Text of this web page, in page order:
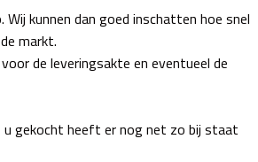
Wij kunnen dan goed inschatten hoe snel
markt.
de leveringsakte en eventueel de
gekocht heeft er nog net zo bij staat